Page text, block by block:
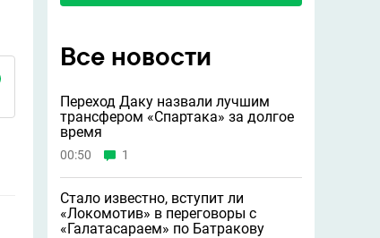
Все новости
Переход Даку назвали лучшим
трансфером «Спартака» за долгое
время
00:50 1
Стало известно, вступит ли
«Локомотив» в переговоры с
«Галатасараем» по Батракову